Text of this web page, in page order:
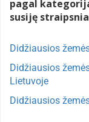
pagal
susiję
Didžiausios
Didžiausios
Lietuvoje
Didžiausios